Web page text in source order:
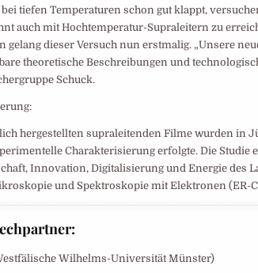
tiefen Temperaturen schon gut klappt,
auch mit Hochtemperatur-Supraleitern zu
gelang dieser Versuch nun erstmalig. „Unsere
theoretische Beschreibungen und
Schuck.
hergestellten supraleitenden Filme wurden in
Charakterisierung erfolgte. Die Studie
Innovation, Digitalisierung und Energie des
und Spektroskopie mit Elektronen (ER-
Wilhelms-Universität Münster)